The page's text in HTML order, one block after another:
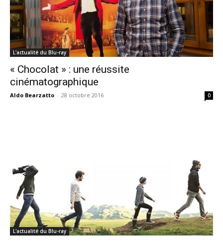
L'actualité du Blu-ray
« Chocolat » : une réussite
cinématographique
Aldo Bearzatto - 28 octobre 2016 0
L'actualité du Blu-ray